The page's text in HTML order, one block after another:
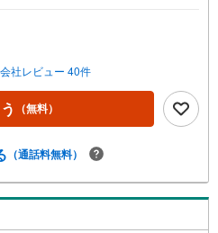
ンを購入する際、最大のリスクは
がいくら高かろうとも、空室が続
た餅になってしまいます。弊社で
、人気エリアのお薦め物件はもち
ニーズに合った人気のお部屋等、賃
培ってきた知識と経験を基に物件を
さい。掲載されている物件は、弊社
載賃料等の収入や利回りは、将来に
保証するものではありません。※賃
のものについては現在の賃料等
社レビュー 40件
（無料）
（通話料無料）